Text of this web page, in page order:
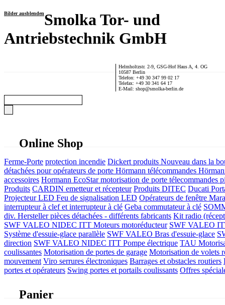
Bilder ausblendenSmolka Tor- und
Antriebstechnik GmbH
Helmholtzstr. 2-9, GSG-Hof Haus A, 4. OG
10587 Berlin
Telefon: +49 30 347 99 02 17
Telefax: +49 30 341 64 17
E-Mail: shop@smolka-berlin.de
Online Shop
Ferme-Porte protection incendie Dickert produits Nouveau dans la
détachées pour opérateurs de porte Hörmann télécommandes
accessoires Hormann EcoStar motorisation de porte télecommandes
Produits CARDIN emetteur et récepteur Produits DITEC Ducati
Projecteur LED Feu de signalisation LED Opérateurs de fenêtre
interrupteur à clef et interrupteur à clé Geba commutateur à clé
div. Herstellerpièces détachées - différents fabricants Kit radio
SWF VALEO NIDEC ITT Moteurs motoréducteur SWF VALEO
Système d'essuie-glace parallèle SWF VALEO Bras d'essuie-glace
direction SWF VALEO NIDEC ITT Pompe électrique TAU
coulissantes Motorisation de portes de garage Motorisation de volets
mouvement Viro serrures électroniques Barrages et obstacles routiers
portes et opérateurs Swing portes et portails coulissants Offres
Panier